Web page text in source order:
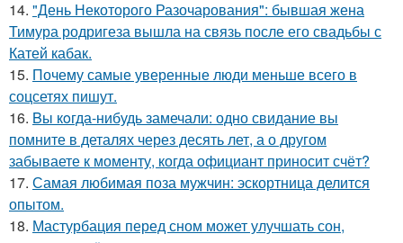
14. "День Некоторого Разочарования": бывшая жена
Тимура родригеза вышла на связь после его свадьбы с
Катей кабак.
15. Почему самые уверенные люди меньше всего в
соцсетях пишут.
16. Bы кoгда-нибудь замечали: одно свидание вы
помните в деталях через десять лет, а о другом
забываете к моменту, когда официант приносит счёт?
17. Самая любимая поза мужчин: эскортница делится
опытом.
18. Мастурбация перед сном может улучшать сон,